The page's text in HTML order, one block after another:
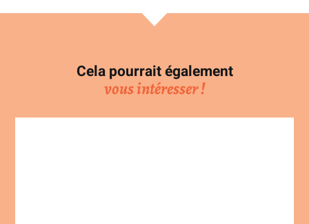
Cela pourrait également
vous intéresser !